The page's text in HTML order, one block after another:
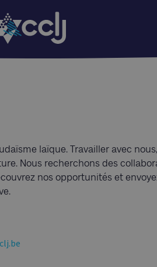
laïque. Travailler avec
Nous recherchons des
nos opportunités et